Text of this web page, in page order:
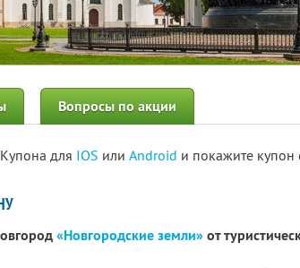
Вопросы по акции
для IOS или Android и покажите купон
«Новгородские земли»от